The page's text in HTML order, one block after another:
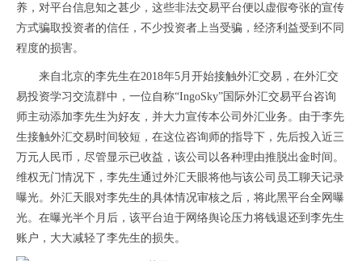
养，对平台信息知之甚少，这些非法交易平台便以虚假夸张的宣传
方式骗取投资者的信任，不少投资者上当受骗，经济利益受到不同
程度的损害。
来自北京的李先生在2018年5月开始接触外汇交易，在外汇交
易投资学习交流群中，一位自称“IngoSky”国际外汇交易平台咨询
师主动添加李先生为好友，并大力宣传本公司外汇业务。由于李先
生接触外汇交易时间较短，在这位咨询师的指导下，先后投入近三
万元人民币，尽管显示已收益，该公司以各种理由推脱出金时间。
维权无门情况下，李先生通过外汇天眼将他与该公司员工聊天记录
曝光。外汇天眼对李先生的具体情况审核之后，将此黑平台全网曝
光。在曝光半个月后，该平台迫于网络舆论压力将钱退还到李先生
账户，大大减轻了李先生的损失。